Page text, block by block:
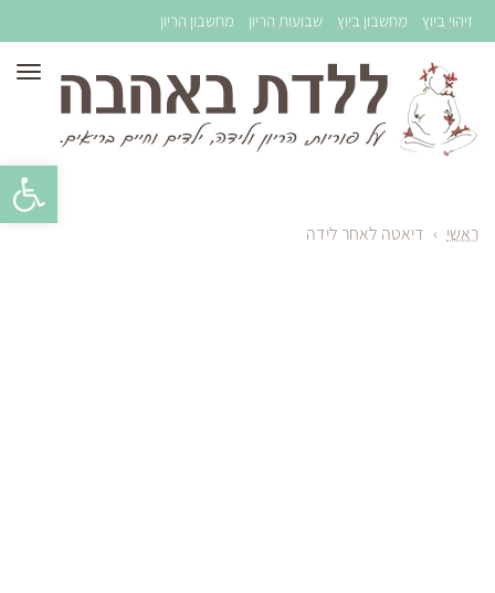
זיהוי ביוץ מחשבון ביוץ שבועות הריון מחשבון הריון
ראשי › דיאטה לאחר לידה
פתח